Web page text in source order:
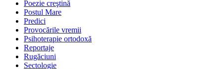
Poezie creştină
Postul Mare
Predici
Provocările vremii
Psihoterapie ortodoxă
Reportaje
Rugăciuni
Sectologie